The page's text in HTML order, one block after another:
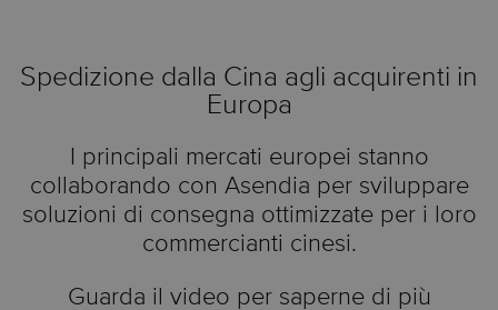
Spedizione dalla Cina agli acquirenti in
Europa
I principali mercati europei stanno
collaborando con Asendia per sviluppare
soluzioni di consegna ottimizzate per i loro
commercianti cinesi.
Guarda il video per saperne di più